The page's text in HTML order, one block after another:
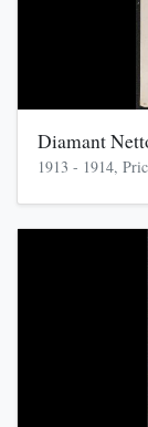
Diamant
1913 - 1914,